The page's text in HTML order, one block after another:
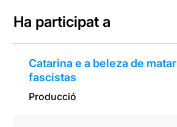
Ha participat a
Catarina e a beleza de matar
fascistas
Producció